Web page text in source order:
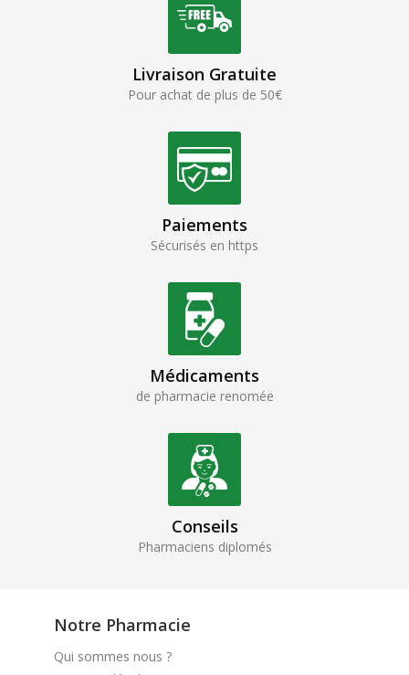
Livraison Gratuite
Pour achat de plus de 50€
Paiements
Sécurisés en https
Médicaments
de pharmacie renomée
Conseils
Pharmaciens diplomés
Notre Pharmacie
Qui sommes nous ?